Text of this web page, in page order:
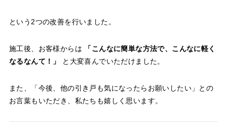
という2つの改善を行いました。
施工後、お客様からは
「こんなに簡単な方法で、こんなに軽く
なるなんて！」
と大変喜んでいただけました。
また、「今後、他の引き戸も気になったらお願いしたい」との
お言葉もいただき、私たちも嬉しく思います。